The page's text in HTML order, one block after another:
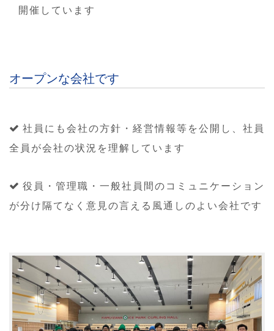
開催しています
オープンな会社です
社員にも会社の方針・経営情報等を公開し、社員
全員が会社の状況を理解しています
役員・管理職・一般社員間のコミュニケーション
が分け隔てなく意見の言える風通しのよい会社です